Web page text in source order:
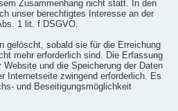
Zusammenhang nicht statt. In den
unser berechtigtes Interesse an der
1 lit. f DSGVO.
gelöscht, sobald sie für die Erreichung
mehr erforderlich sind. Die Erfassung
und die Speicherung der Daten
Internetseite zwingend erforderlich. Es
und Beseitigungsmöglichkeit